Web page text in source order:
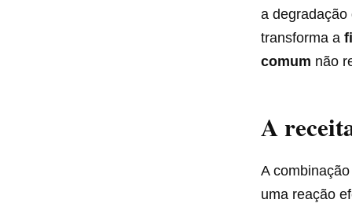
a degradação
transforma a
comum não
A
A
uma reação